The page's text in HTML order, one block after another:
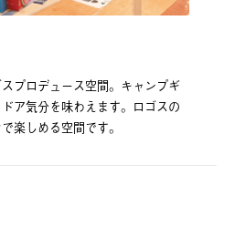
プロデュース空間。キャンプギ
ア気分を味わえます。ロゴスの
楽しめる空間です。